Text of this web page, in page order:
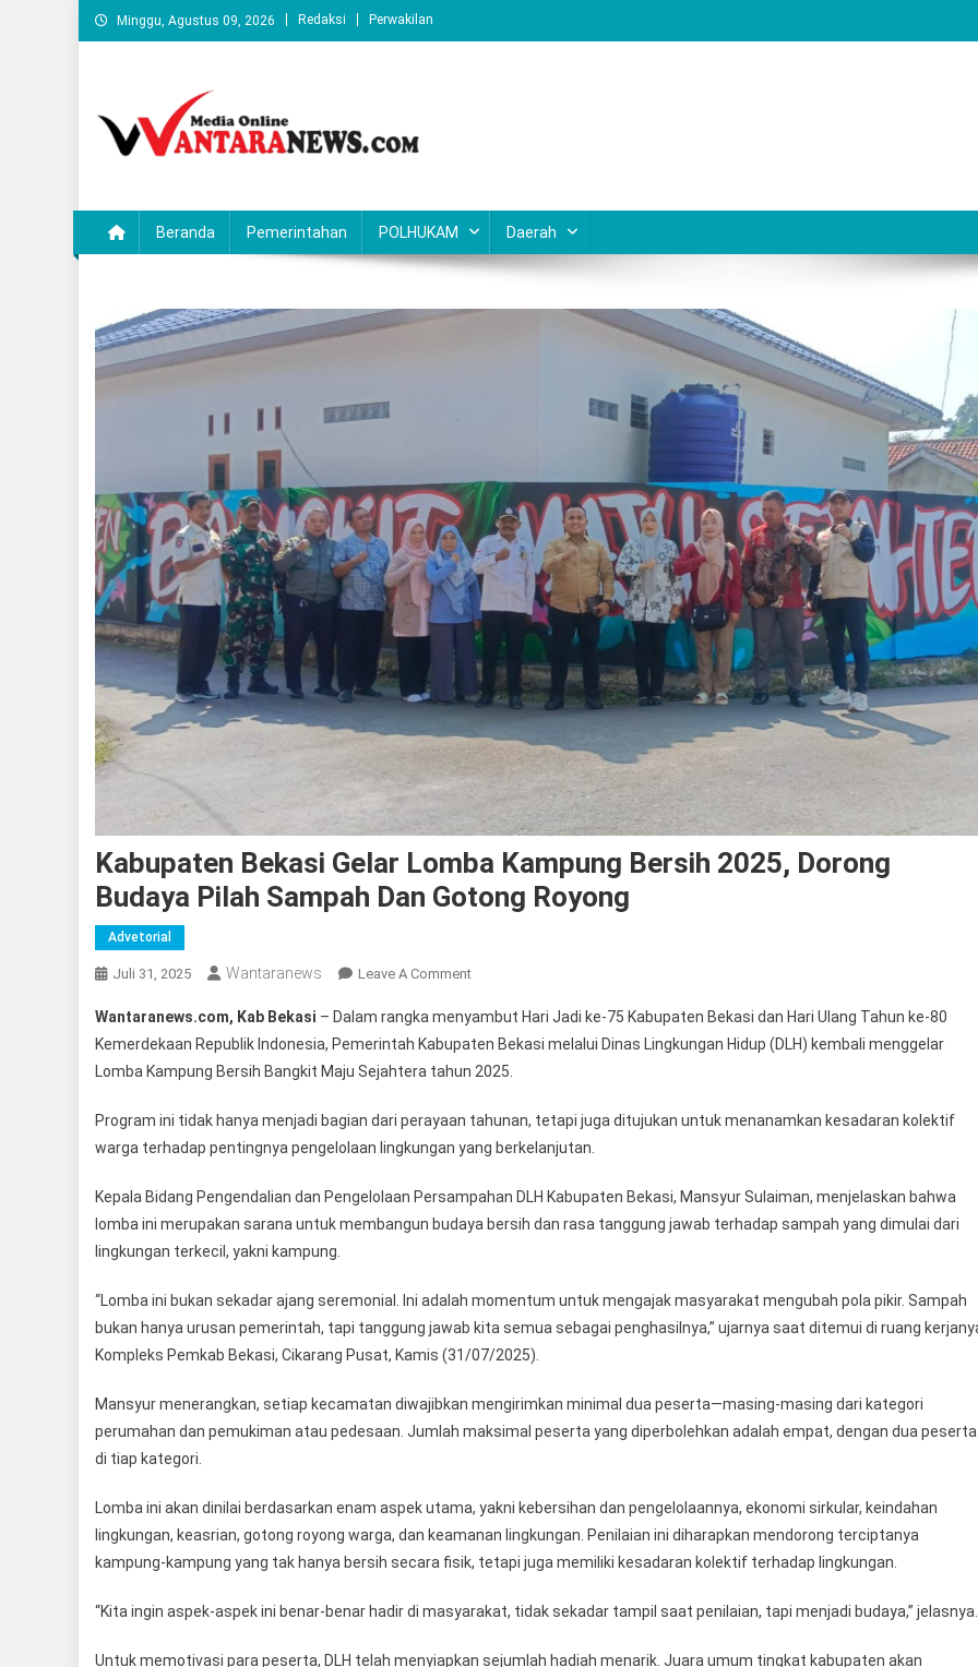
Skip
to
Minggu, Agustus 09, 2026 Redaksi Perwakilan
Beranda Pemerintahan POLHUKAM Daerah
Kabupaten Bekasi Gelar Lomba Kampung Bersih 2025, Dorong
Budaya Pilah Sampah Dan Gotong Royong
Advetorial
Juli 31, 2025 Wantaranews Leave A CommentOn
Bekasi
Gelar
Lomba
Bersih
2025,
Budaya
Pilah
Gotong
Royong
Wantaranews.com, Kab Bekasi – Dalam rangka menyambut Hari Jadi ke-75 Kabupaten Bekasi dan Hari Ulang Tahun ke-80
Kemerdekaan Republik Indonesia, Pemerintah Kabupaten Bekasi melalui Dinas Lingkungan Hidup (DLH) kembali menggelar
Lomba Kampung Bersih Bangkit Maju Sejahtera tahun 2025.
Program ini tidak hanya menjadi bagian dari perayaan tahunan, tetapi juga ditujukan untuk menanamkan kesadaran kolektif
warga terhadap pentingnya pengelolaan lingkungan yang berkelanjutan.
Kepala Bidang Pengendalian dan Pengelolaan Persampahan DLH Kabupaten Bekasi, Mansyur Sulaiman, menjelaskan bahwa
lomba ini merupakan sarana untuk membangun budaya bersih dan rasa tanggung jawab terhadap sampah yang dimulai dari
lingkungan terkecil, yakni kampung.
“Lomba ini bukan sekadar ajang seremonial. Ini adalah momentum untuk mengajak masyarakat mengubah pola pikir. Sampah
bukan hanya urusan pemerintah, tapi tanggung jawab kita semua sebagai penghasilnya,” ujarnya saat ditemui di ruang
Kompleks Pemkab Bekasi, Cikarang Pusat, Kamis (31/07/2025).
Mansyur menerangkan, setiap kecamatan diwajibkan mengirimkan minimal dua peserta—masing-masing dari kategori
perumahan dan pemukiman atau pedesaan. Jumlah maksimal peserta yang diperbolehkan adalah empat, dengan dua peserta
di tiap kategori.
Lomba ini akan dinilai berdasarkan enam aspek utama, yakni kebersihan dan pengelolaannya, ekonomi sirkular, keindahan
lingkungan, keasrian, gotong royong warga, dan keamanan lingkungan. Penilaian ini diharapkan mendorong terciptanya
kampung-kampung yang tak hanya bersih secara fisik, tetapi juga memiliki kesadaran kolektif terhadap lingkungan.
“Kita ingin aspek-aspek ini benar-benar hadir di masyarakat, tidak sekadar tampil saat penilaian, tapi menjadi budaya,” jelasnya.
Untuk memotivasi para peserta, DLH telah menyiapkan sejumlah hadiah menarik. Juara umum tingkat kabupaten akan